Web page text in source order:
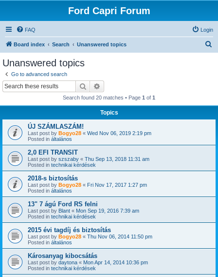
Ford Capri Forum
FAQ Login
Board index Search Unanswered topics
Unanswered topics
Go to advanced search
Search
Search found 20 matches • Page 1 of 1
Topics
ÚJ SZÁMLASZÁM!
Last post by Bogyo28 « Wed Nov 06, 2019 2:19 pm
Posted in általános
2,0 EFI TRANSIT
Last post by szszaby « Thu Sep 13, 2018 11:31 am
Posted in technikai kérdések
2018-s biztosítás
Last post by Bogyo28 « Fri Nov 17, 2017 1:27 pm
Posted in általános
13" 7 ágú Ford RS felni
Last post by Blant « Mon Sep 19, 2016 7:39 am
Posted in technikai kérdések
2015 évi tagdíj és biztosítás
Last post by Bogyo28 « Thu Nov 06, 2014 11:50 pm
Posted in általános
Károsanyag kibocsátás
Last post by daytona « Mon Apr 14, 2014 10:36 pm
Posted in technikai kérdések